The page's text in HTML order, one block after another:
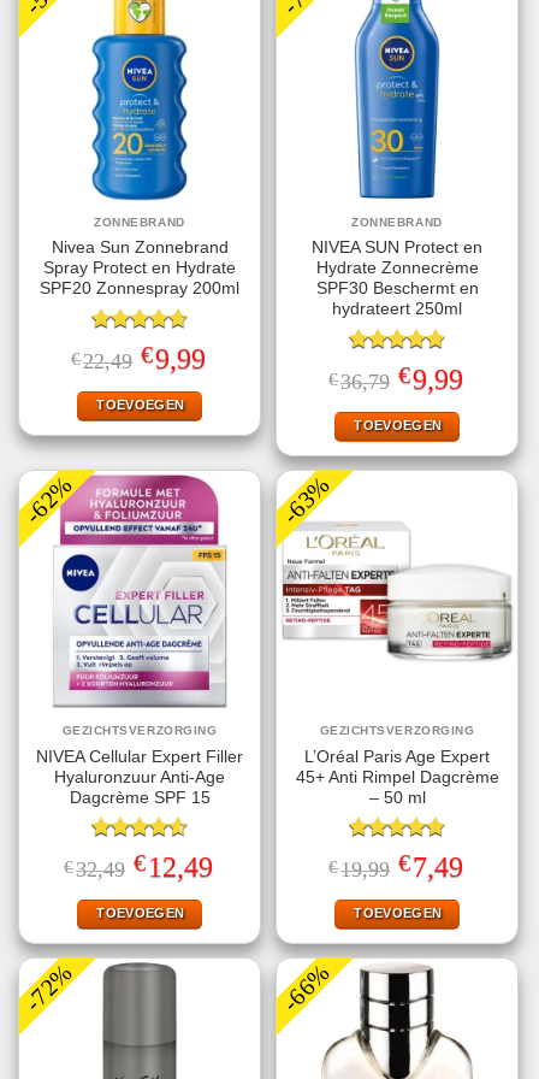
ZONNEBRAND
Nivea Sun Zonnebrand
Spray Protect en Hydrate
SPF20 Zonnespray 200ml
Gewaardeerd
4.67uit 5
€22,49 Oorspronkelijke
prijs
was:
€22,49.
€9,99Huidige
prijs
TOEVOEGEN
ZONNEBRAND
NIVEA SUN Protect en
Hydrate Zonnecrème
SPF30 Beschermt en
hydrateert 250ml
Gewaardeerd
4.78uit 5
€36,79 Oorspronkelijke
prijs
was:
€36,79.
€9,99Huidige
prijs
TOEVOEGEN
-62%
GEZICHTSVERZORGING
NIVEA Cellular Expert Filler
Hyaluronzuur Anti-Age
Dagcrème SPF 15
Gewaardeerd
4.60uit 5
€32,49 Oorspronkelijke
prijs
was:
€32,49.
€12,49Huidige
prijs
TOEVOEGEN
-63%
GEZICHTSVERZORGING
L’Oréal Paris Age Expert
45+ Anti Rimpel Dagcrème
– 50 ml
Gewaardeerd
4.80uit 5
€19,99 Oorspronkelijke
prijs
was:
€19,99.
€7,49Huidige
prijs
TOEVOEGEN
-72% -66%